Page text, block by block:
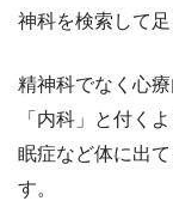
神科を検索して足
精神科でなく心
「内科」と付く
眠症など体に出
す。